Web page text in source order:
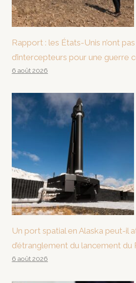
Rapport : les États-Unis n’ont
d’intercepteurs pour une guerre
6 août 2026
Un port spatial en Alaska peut-il
d’étranglement du lancement du
6 août 2026